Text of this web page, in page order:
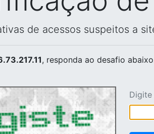
de acessos suspeitos a
, responda ao desafio
Digite